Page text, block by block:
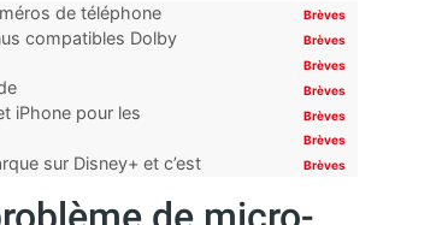
de téléphone
Brèves
compatibles Dolby
Brèves
Brèves
Brèves
iPhone pour les
Brèves
Brèves
sur Disney+ et c’est
Brèves